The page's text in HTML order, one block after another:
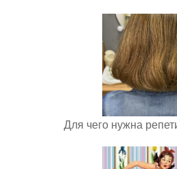
Для чего нужна